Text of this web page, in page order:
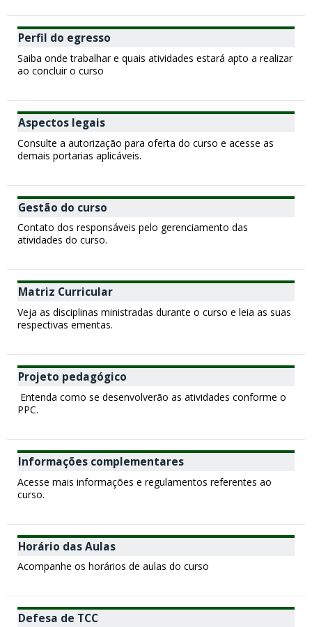
Perfil do egresso
Saiba onde trabalhar e quais atividades estará apto a realizar
ao concluir o curso
Aspectos legais
Consulte a autorização para oferta do curso e acesse as
demais portarias aplicáveis.
Gestão do curso
Contato dos responsáveis pelo gerenciamento das
atividades do curso.
Matriz Curricular
Veja as disciplinas ministradas durante o curso e leia as suas
respectivas ementas.
Projeto pedagógico
Entenda como se desenvolverão as atividades conforme o
PPC.
Informações complementares
Acesse mais informações e regulamentos referentes ao
curso.
Horário das Aulas
Acompanhe os horários de aulas do curso
Defesa de TCC